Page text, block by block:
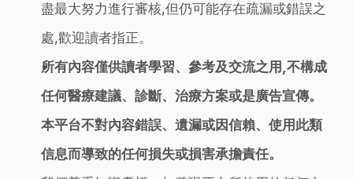
盡最大努力進行審核,但仍可能存在疏漏或錯誤之
處,歡迎讀者指正。
所有內容僅供讀者學習、參考及交流之用,不構成
任何醫療建議、診斷、治療方案或是廣告宣傳。
本平台不對內容錯誤、遺漏或因信賴、使用此類
信息而導致的任何損失或損害承擔責任。